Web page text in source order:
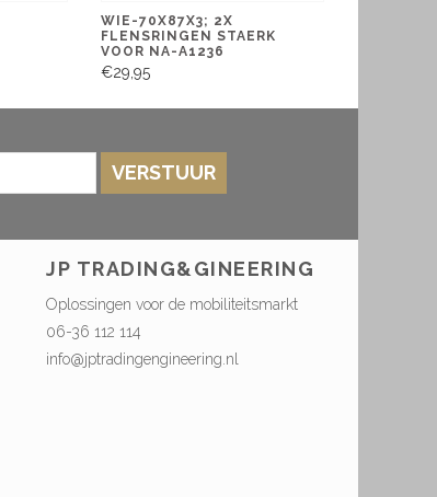
WIE-70X87X3; 2X
FLENSRINGEN STAERK
VOOR NA-A1236
€29,95
VERSTUUR
JP TRADING&GINEERING
Oplossingen voor de mobiliteitsmarkt
06-36 112 114
info@jptradingengineering.nl